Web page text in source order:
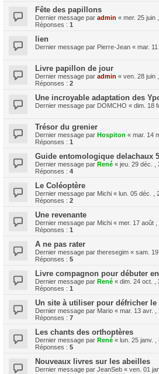
Fête des papillons
Dernier message par admin « mer. 25 juin
Réponses : 1
lien
Dernier message par Pierre-Jean « mar.
Livre papillon de jour
Dernier message par admin « ven. 28 juin
Réponses : 2
Une incroyable adaptation des
Dernier message par DOMCHO « dim. 18
Trésor du grenier
Dernier message par Hospiton « mar. 14
Réponses : 1
Guide entomologique delachaux
Dernier message par René « jeu. 29 déc. ,
Réponses : 4
Le Coléoptère
Dernier message par Michi « lun. 05 déc. ,
Réponses : 2
Une revenante
Dernier message par Michi « mer. 17 août
Réponses : 1
A ne pas rater
Dernier message par theresegim « sam.
Réponses : 5
Livre compagnon pour débuter
Dernier message par René « dim. 24 oct. ,
Réponses : 1
Un site à utiliser pour défricher
Dernier message par Mario « mar. 13 avr. ,
Réponses : 7
Les chants des orthoptères
Dernier message par René « lun. 25 janv.
Réponses : 5
Nouveaux livres sur les abeilles
Dernier message par JeanSeb « ven. 01